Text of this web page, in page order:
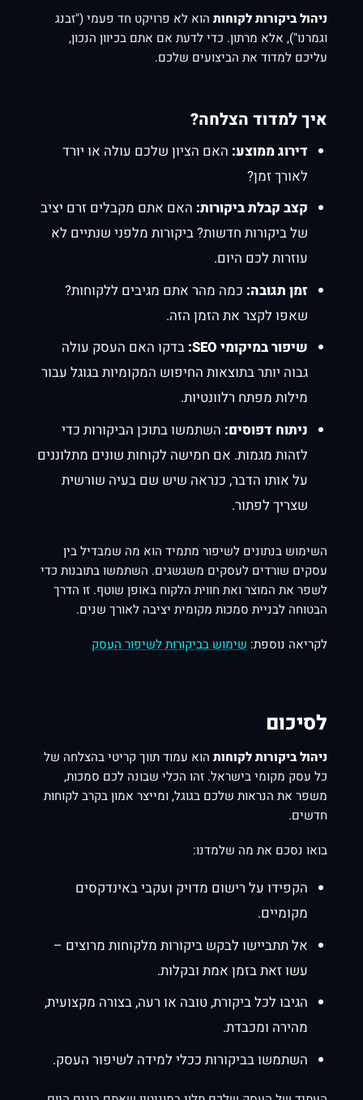
ניהול ביקורות לקוחות הוא לא פרויקט חד פעמי ("זבנג
וגמרנו"), אלא מרתון. כדי לדעת אם אתם בכיוון הנכון,
עליכם למדוד את הביצועים שלכם.
איך למדוד הצלחה?
דירוג ממוצע: האם הציון שלכם עולה או יורד
לאורך זמן?
קצב קבלת ביקורות: האם אתם מקבלים זרם יציב
של ביקורות חדשות? ביקורות מלפני שנתיים לא
עוזרות לכם היום.
זמן תגובה: כמה מהר אתם מגיבים ללקוחות?
שאפו לקצר את הזמן הזה.
שיפור במיקומי SEO:
בדקו האם העסק עולה
גבוה יותר בתוצאות החיפוש המקומיות בגוגל עבור
מילות מפתח רלוונטיות.
ניתוח דפוסים: השתמשו בתוכן הביקורות כדי
לזהות מגמות. אם חמישה לקוחות שונים מתלוננים
על אותו הדבר, כנראה שיש שם בעיה שורשית
שצריך לפתור.
השימוש בנתונים לשיפור מתמיד הוא מה שמבדיל בין
עסקים שורדים לעסקים משגשגים. השתמשו בתובנות כדי
לשפר את המוצר ואת חווית הלקוח באופן שוטף. זו הדרך
הבטוחה לבניית סמכות מקומית יציבה לאורך שנים.
לקריאה נוספת: שימוש בביקורות לשיפור העסק
לסיכום
ניהול ביקורות לקוחות הוא עמוד תווך קריטי בהצלחה של
כל עסק מקומי בישראל. זהו הכלי שבונה לכם סמכות,
משפר את הנראות שלכם בגוגל, ומייצר אמון בקרב לקוחות
חדשים.
בואו נסכם את מה שלמדנו:
הקפידו על רישום מדויק ועקבי באינדקסים
מקומיים.
אל תתביישו לבקש ביקורות מלקוחות מרוצים –
עשו זאת בזמן אמת ובקלות.
הגיבו לכל ביקורת, טובה או רעה, בצורה מקצועית,
מהירה ומכבדת.
השתמשו בביקורות ככלי למידה לשיפור העסק.